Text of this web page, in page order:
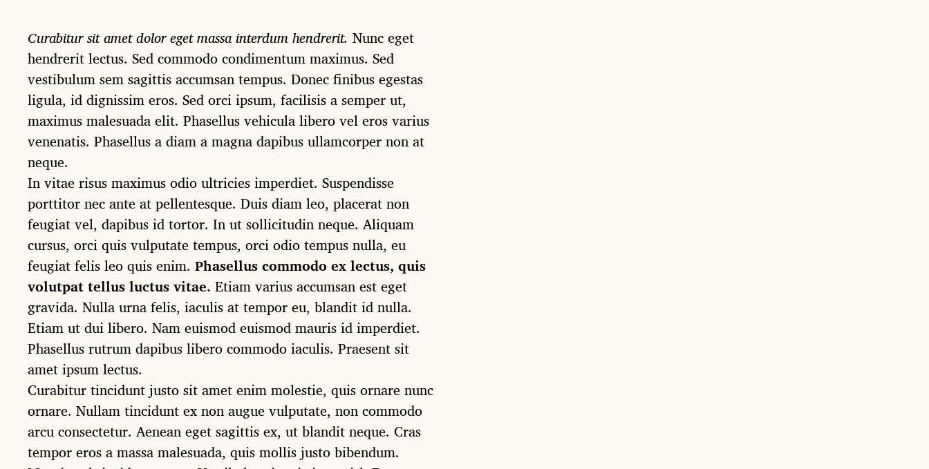
Curabitur sit amet dolor eget massa interdum hendrerit. Nunc eget
hendrerit lectus. Sed commodo condimentum maximus. Sed
vestibulum sem sagittis accumsan tempus. Donec finibus egestas
ligula, id dignissim eros. Sed orci ipsum, facilisis a semper ut,
maximus malesuada elit. Phasellus vehicula libero vel eros varius
venenatis. Phasellus a diam a magna dapibus ullamcorper non at
neque.
In vitae risus maximus odio ultricies imperdiet. Suspendisse
porttitor nec ante at pellentesque. Duis diam leo, placerat non
feugiat vel, dapibus id tortor. In ut sollicitudin neque. Aliquam
cursus, orci quis vulputate tempus, orci odio tempus nulla, eu
feugiat felis leo quis enim. Phasellus commodo ex lectus, quis
volutpat tellus luctus vitae. Etiam varius accumsan est eget
gravida. Nulla urna felis, iaculis at tempor eu, blandit id nulla.
Etiam ut dui libero. Nam euismod euismod mauris id imperdiet.
Phasellus rutrum dapibus libero commodo iaculis. Praesent sit
amet ipsum lectus.
Curabitur tincidunt justo sit amet enim molestie, quis ornare nunc
ornare. Nullam tincidunt ex non augue vulputate, non commodo
arcu consectetur. Aenean eget sagittis ex, ut blandit neque. Cras
tempor eros a massa malesuada, quis mollis justo bibendum.